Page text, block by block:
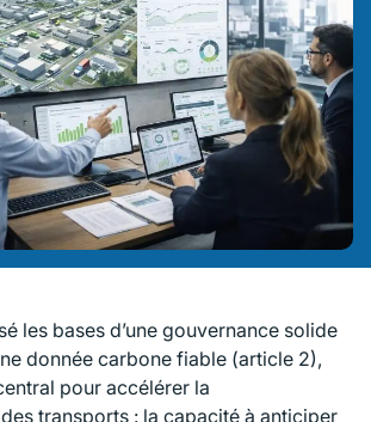
les bases d’une gouvernance solide
donnée carbone fiable (article 2),
pour accélérer la
transports : la capacité à anticiper